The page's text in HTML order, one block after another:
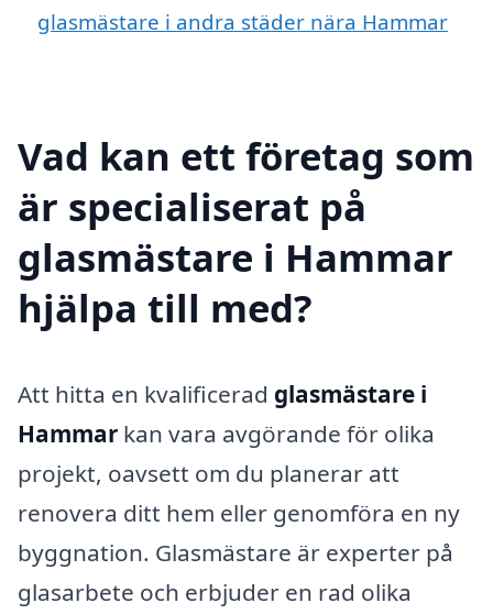
glasmästare i andra städer nära Hammar
Vad kan ett företag som
är specialiserat på
glasmästare i Hammar
hjälpa till med?
Att hitta en kvalificerad glasmästare i
Hammar kan vara avgörande för olika
projekt, oavsett om du planerar att
renovera ditt hem eller genomföra en ny
byggnation. Glasmästare är experter på
glasarbete och erbjuder en rad olika